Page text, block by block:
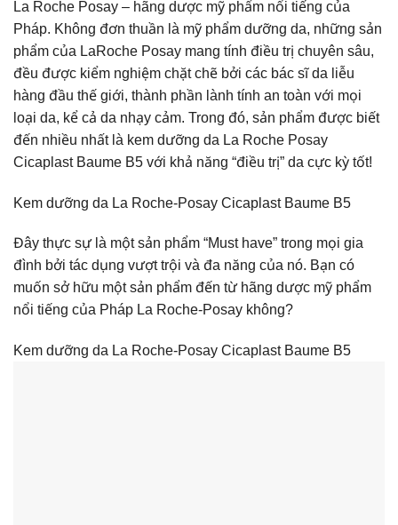
La Roche Posay – hãng dược mỹ phẩm nổi tiếng của
Pháp. Không đơn thuần là mỹ phẩm dưỡng da, những sản
phẩm của LaRoche Posay mang tính điều trị chuyên sâu,
đều được kiểm nghiệm chặt chẽ bởi các bác sĩ da liễu
hàng đầu thế giới, thành phần lành tính an toàn với mọi
loại da, kể cả da nhạy cảm. Trong đó, sản phẩm được biết
đến nhiều nhất là kem dưỡng da La Roche Posay
Cicaplast Baume B5 với khả năng “điều trị” da cực kỳ tốt!
Kem dưỡng da La Roche-Posay Cicaplast Baume B5
Đây thực sự là một sản phẩm “Must have” trong mọi gia
đình bởi tác dụng vượt trội và đa năng của nó. Bạn có
muốn sở hữu một sản phẩm đến từ hãng dược mỹ phẩm
nổi tiếng của Pháp La Roche-Posay không?
Kem dưỡng da La Roche-Posay Cicaplast Baume B5